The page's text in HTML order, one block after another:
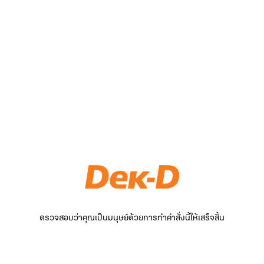
ตรวจสอบว่าคุณเป็นมนุษย์ด้วยการทำคำสั่งนี้ให้เสร็จสิ้น